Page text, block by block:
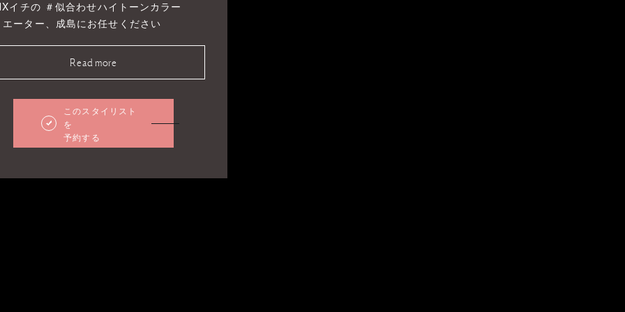
イチの ＃似合わせハイトーンカラー
エーター、成島にお任せください
Read more
このスタイリスト
を
予約する